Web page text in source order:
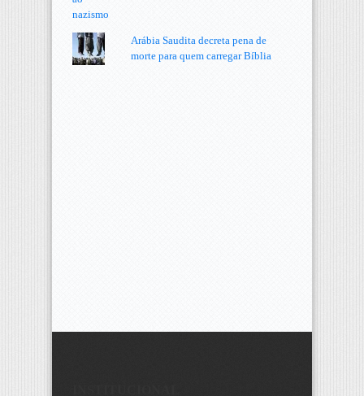
Arábia Saudita decreta pena de
morte para quem carregar Bíblia